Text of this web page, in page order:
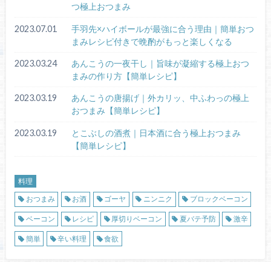
つ極上おつまみ
2023.07.01
手羽先×ハイボールが最強に合う理由｜簡単おつ
まみレシピ付きで晩酌がもっと楽しくなる
2023.03.24
あんこうの一夜干し｜旨味が凝縮する極上おつ
まみの作り方【簡単レシピ】
2023.03.19
あんこうの唐揚げ｜外カリッ、中ふわっの極上
おつまみ【簡単レシピ】
2023.03.19
とこぶしの酒煮｜日本酒に合う極上おつまみ
【簡単レシピ】
料理
おつまみ
お酒 ゴーヤ ニンニク ブロックベーコン
ベーコン レシピ 厚切りベーコン 夏バテ予防 激辛
簡単 辛い料理 食欲